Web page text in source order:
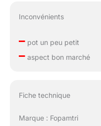
Inconvénients
–pot un peu petit
–aspect bon marché
Fiche technique
Marque : Fopamtri